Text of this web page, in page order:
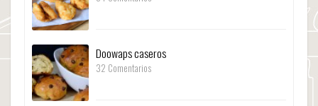
Doowaps caseros
32 Comentarios